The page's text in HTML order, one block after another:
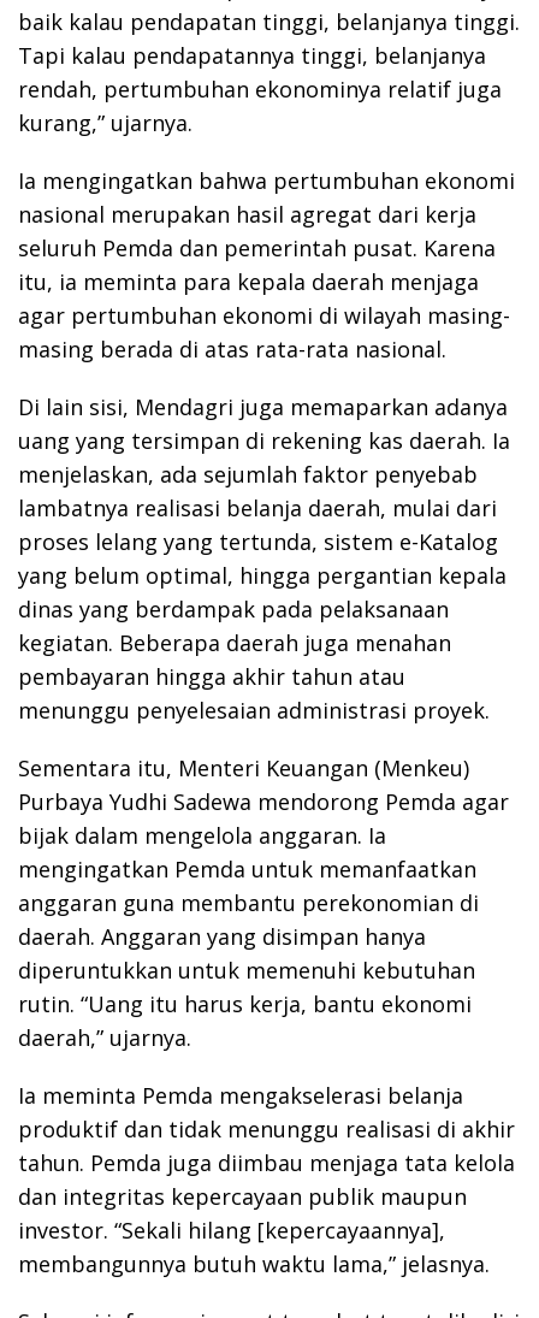
baik kalau pendapatan tinggi, belanjanya tinggi.
Tapi kalau pendapatannya tinggi, belanjanya
rendah, pertumbuhan ekonominya relatif juga
kurang,” ujarnya.
Ia mengingatkan bahwa pertumbuhan ekonomi
nasional merupakan hasil agregat dari kerja
seluruh Pemda dan pemerintah pusat. Karena
itu, ia meminta para kepala daerah menjaga
agar pertumbuhan ekonomi di wilayah masing-
masing berada di atas rata-rata nasional.
Di lain sisi, Mendagri juga memaparkan adanya
uang yang tersimpan di rekening kas daerah. Ia
menjelaskan, ada sejumlah faktor penyebab
lambatnya realisasi belanja daerah, mulai dari
proses lelang yang tertunda, sistem e-Katalog
yang belum optimal, hingga pergantian kepala
dinas yang berdampak pada pelaksanaan
kegiatan. Beberapa daerah juga menahan
pembayaran hingga akhir tahun atau
menunggu penyelesaian administrasi proyek.
Sementara itu, Menteri Keuangan (Menkeu)
Purbaya Yudhi Sadewa mendorong Pemda agar
bijak dalam mengelola anggaran. Ia
mengingatkan Pemda untuk memanfaatkan
anggaran guna membantu perekonomian di
daerah. Anggaran yang disimpan hanya
diperuntukkan untuk memenuhi kebutuhan
rutin. “Uang itu harus kerja, bantu ekonomi
daerah,” ujarnya.
Ia meminta Pemda mengakselerasi belanja
produktif dan tidak menunggu realisasi di akhir
tahun. Pemda juga diimbau menjaga tata kelola
dan integritas kepercayaan publik maupun
investor. “Sekali hilang [kepercayaannya],
membangunnya butuh waktu lama,” jelasnya.